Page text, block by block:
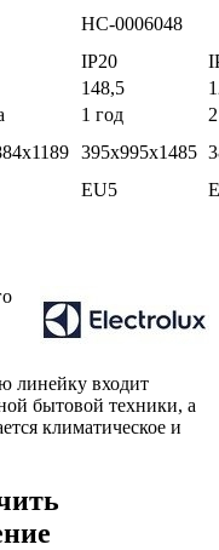
НС-0006048
IP20
148,5
1 год
395х995х1485
EU5
линейку входит
бытовой техники, а
климатическое и